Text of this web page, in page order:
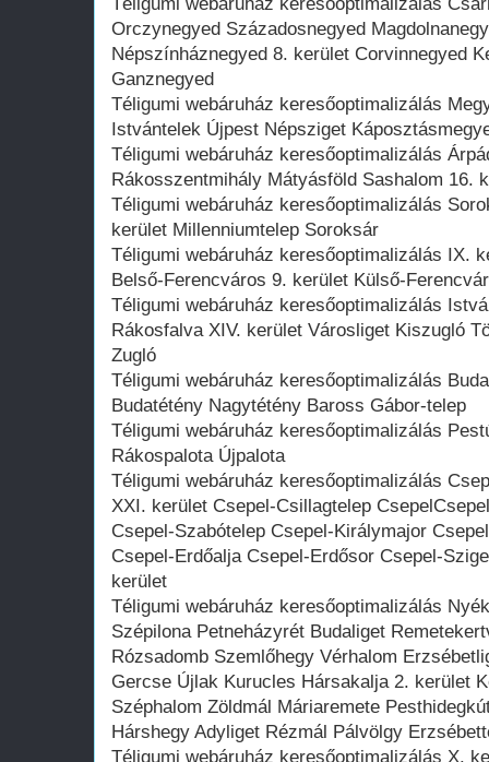
Orczynegyed Századosnegyed
Népszínháznegyed 8. kerület Corvinnegyed
Ganznegyed
Téligumi webáruház keresőoptimalizálás
Istvántelek Újpest Népsziget
Téligumi webáruház keresőoptimalizálás
Rákosszentmihály Mátyásföld Sashalom 16.
Téligumi webáruház keresőoptimalizálás
kerület Millenniumtelep Soroksár
Téligumi webáruház keresőoptimalizálás IX.
Belső-Ferencváros 9. kerület Külső-
Téligumi webáruház keresőoptimalizálás
Rákosfalva XIV. kerület Városliget Kiszugló
Zugló
Téligumi webáruház keresőoptimalizálás
Budatétény Nagytétény Baross Gábor-telep
Téligumi webáruház keresőoptimalizálás
Rákospalota Újpalota
Téligumi webáruház keresőoptimalizálás
XXI. kerület Csepel-Csillagtelep
Csepel-Szabótelep Csepel-Királymajor
Csepel-Erdőalja Csepel-Erdősor Csepel-
kerület
Téligumi webáruház keresőoptimalizálás
Szépilona Petneházyrét Budaliget
Rózsadomb Szemlőhegy Vérhalom
Gercse Újlak Kurucles Hársakalja 2. kerület
Széphalom Zöldmál Máriaremete
Hárshegy Adyliget Rézmál Pálvölgy
Téligumi webáruház keresőoptimalizálás X.